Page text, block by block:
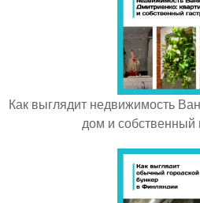
Как выглядит недвижимость
дом и собственный